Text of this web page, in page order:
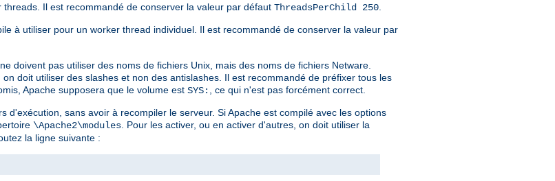
Il est recommandé de conserver la valeur par défaut ThreadsPerChild 250.
à utiliser pour un worker thread individuel. Il est recommandé de conserver la valeur par
doivent pas utiliser des noms de fichiers Unix, mais des noms de fichiers Netware.
doit utiliser des slashes et non des antislashes. Il est recommandé de préfixer tous les
Apache supposera que le volume est SYS: , ce qui n'est pas forcément correct.
sans avoir à recompiler le serveur. Si Apache est compilé avec les options
\Apache2\modules. Pour les activer, ou en activer d'autres, on doit utiliser la
la ligne suivante :